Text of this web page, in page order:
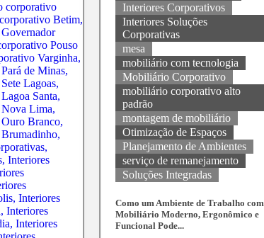
Interiores Corporativos
Interiores Soluções
Corporativas
mesa
mobiliário com tecnologia
Mobiliário Corporativo
mobiliário corporativo alto
padrão
montagem de mobiliário
Otimização de Espaços
Planejamento de Ambientes
serviço de remanejamento
Soluções Integradas
Como um Ambiente de Trabalho com
Mobiliário Moderno, Ergonômico e
Funcional Pode...